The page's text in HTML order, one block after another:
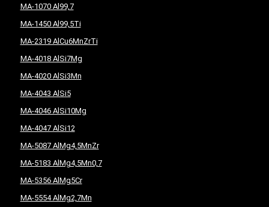
MA-1070 Al99,7
MA-1450 Al99,5Ti
MA-2319 AlCu6MnZrTi
MA-4018 AlSi7Mg
MA-4020 AlSi3Mn
MA-4043 AlSi5
MA-4046 AlSi10Mg
MA-4047 AlSi12
MA-5087 AlMg4,5MnZr
MA-5183 AlMg4,5Mn0,7
MA-5356 AlMg5Cr
MA-5554 AlMg2,7Mn